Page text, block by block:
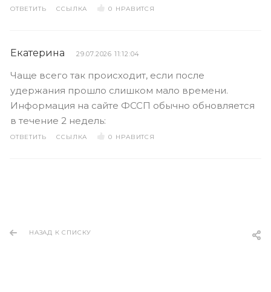
ОТВЕТИТЬ ССЫЛКА 0 НРАВИТСЯ
Екатерина 29.07.2026 11:12:04
Чаще всего так происходит, если после
удержания прошло слишком мало времени.
Информация на сайте ФССП обычно обновляется
в течение 2 недель:
ОТВЕТИТЬ ССЫЛКА 0 НРАВИТСЯ
НАЗАД К СПИСКУ